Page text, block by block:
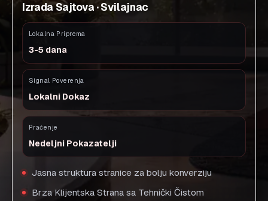
Izrada Sajtova · Svilajnac
Lokalna Priprema
3-5 dana
Signal Poverenja
Lokalni Dokaz
Praćenje
Nedeljni Pokazatelji
Jasna struktura stranice za bolju konverziju
Brza Klijentska Strana sa Tehnički Čistom